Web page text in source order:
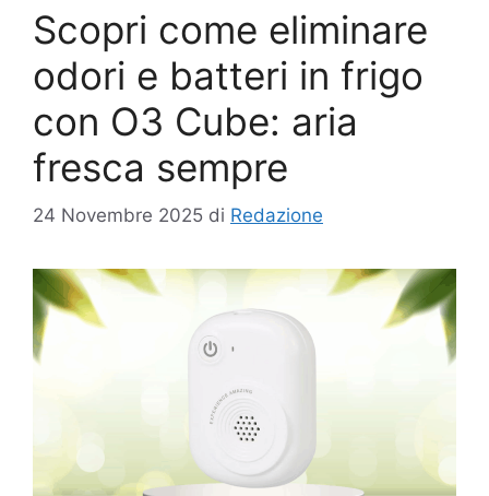
Scopri come eliminare
odori e batteri in frigo
con O3 Cube: aria
fresca sempre
24 Novembre 2025 di Redazione